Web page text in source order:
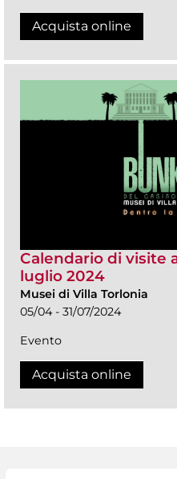
Acquista online
Calendario di visite
luglio 2024
Musei di Villa Torlonia
05/04 - 31/07/2024
Evento
Acquista online